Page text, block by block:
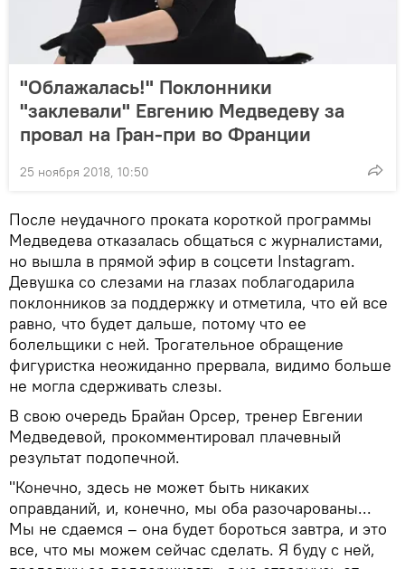
"Облажалась!" Поклонники
"заклевали" Евгению Медведеву за
провал на Гран-при во Франции
25 ноября 2018, 10:50
После неудачного проката короткой программы
Медведева отказалась общаться с журналистами,
но вышла в прямой эфир в соцсети Instagram.
Девушка со слезами на глазах поблагодарила
поклонников за поддержку и отметила, что ей все
равно, что будет дальше, потому что ее
болельщики с ней. Трогательное обращение
фигуристка неожиданно прервала, видимо больше
не могла сдерживать слезы.
В свою очередь Брайан Орсер, тренер Евгении
Медведевой, прокомментировал плачевный
результат подопечной.
"Конечно, здесь не может быть никаких
оправданий, и, конечно, мы оба разочарованы...
Мы не сдаемся – она будет бороться завтра, и это
все, что мы можем сейчас сделать. Я буду с ней,